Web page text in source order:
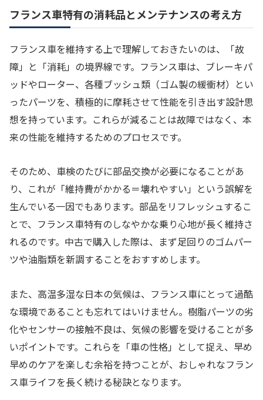
フランス車特有の消耗品とメンテナンスの考え方
フランス車を維持する上で理解しておきたいのは、「故
障」と「消耗」の境界線です。フランス車は、ブレーキパ
ッドやローター、各種ブッシュ類（ゴム製の緩衝材）とい
ったパーツを、積極的に摩耗させて性能を引き出す設計思
想を持っています。これらが減ることは故障ではなく、本
来の性能を維持するためのプロセスです。
そのため、車検のたびに部品交換が必要になることがあ
り、これが「維持費がかかる＝壊れやすい」という誤解を
生んでいる一因でもあります。部品をリフレッシュするこ
とで、フランス車特有のしなやかな乗り心地が長く維持さ
れるのです。中古で購入した際は、まず足回りのゴムパー
ツや油脂類を新調することをおすすめします。
また、高温多湿な日本の気候は、フランス車にとって過酷
な環境であることも忘れてはいけません。樹脂パーツの劣
化やセンサーの接触不良は、気候の影響を受けることが多
いポイントです。これらを「車の性格」として捉え、早め
早めのケアを楽しむ余裕を持つことが、おしゃれなフラン
ス車ライフを長く続ける秘訣となります。